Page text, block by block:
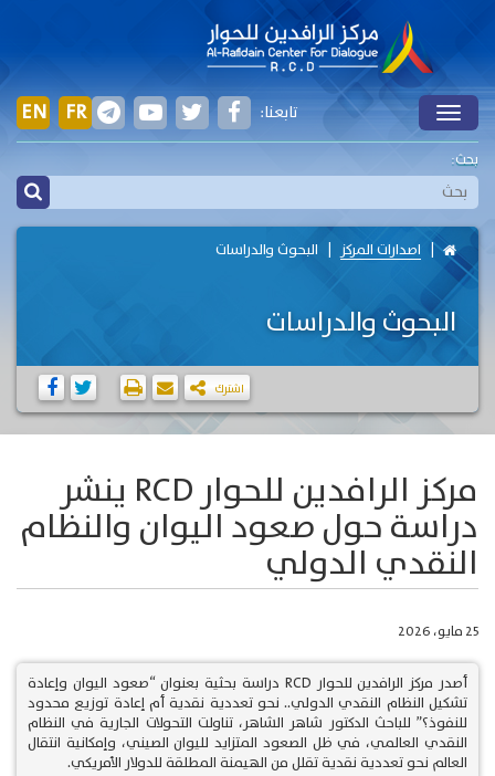
Toggle
EN FR تابعنا:
بحث:
اصدارات المركز البحوث والدراسات
البحوث والدراسات
اشترك
مركز الرافدين للحوار RCD ينشر
دراسة حول صعود اليوان والنظام
النقدي الدولي
25 مايو، 2026
أصدر مركز الرافدين للحوار RCD دراسة بحثية بعنوان “صعود اليوان وإعادة
تشكيل النظام النقدي الدولي.. نحو تعددية نقدية أم إعادة توزيع محدود
للنفوذ؟” للباحث الدكتور شاهر الشاهر، تناولت التحولات الجارية في النظام
النقدي العالمي، في ظل الصعود المتزايد لليوان الصيني، وإمكانية انتقال
العالم نحو تعددية نقدية تقلل من الهيمنة المطلقة للدولار الأمريكي.